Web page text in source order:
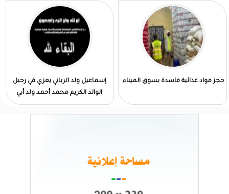
حجز مواد غذائية فاسدة بسوق الميناء
إسماعيل ولد الرباني يعزي في رحيل
الوالد الكريم محمد أحمد ولد أبي